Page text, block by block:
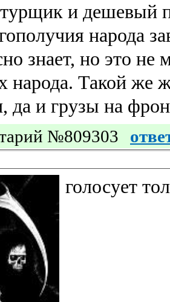
и дешевый
народа
знает, но это
народа. Такой
да и грузы на
№809303
голосует